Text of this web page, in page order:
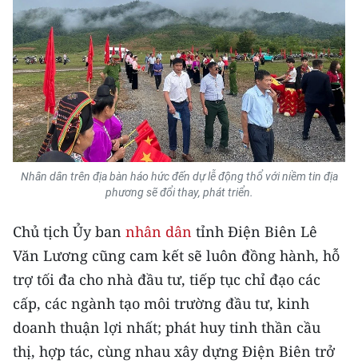
Nhân dân trên địa bàn háo hức đến dự lễ động thổ với niềm tin địa
phương sẽ đổi thay, phát triển.
Chủ tịch Ủy ban nhân dân tỉnh Điện Biên Lê
Văn Lương cũng cam kết sẽ luôn đồng hành, hỗ
trợ tối đa cho nhà đầu tư, tiếp tục chỉ đạo các
cấp, các ngành tạo môi trường đầu tư, kinh
doanh thuận lợi nhất; phát huy tinh thần cầu
thị, hợp tác, cùng nhau xây dựng Điện Biên trở